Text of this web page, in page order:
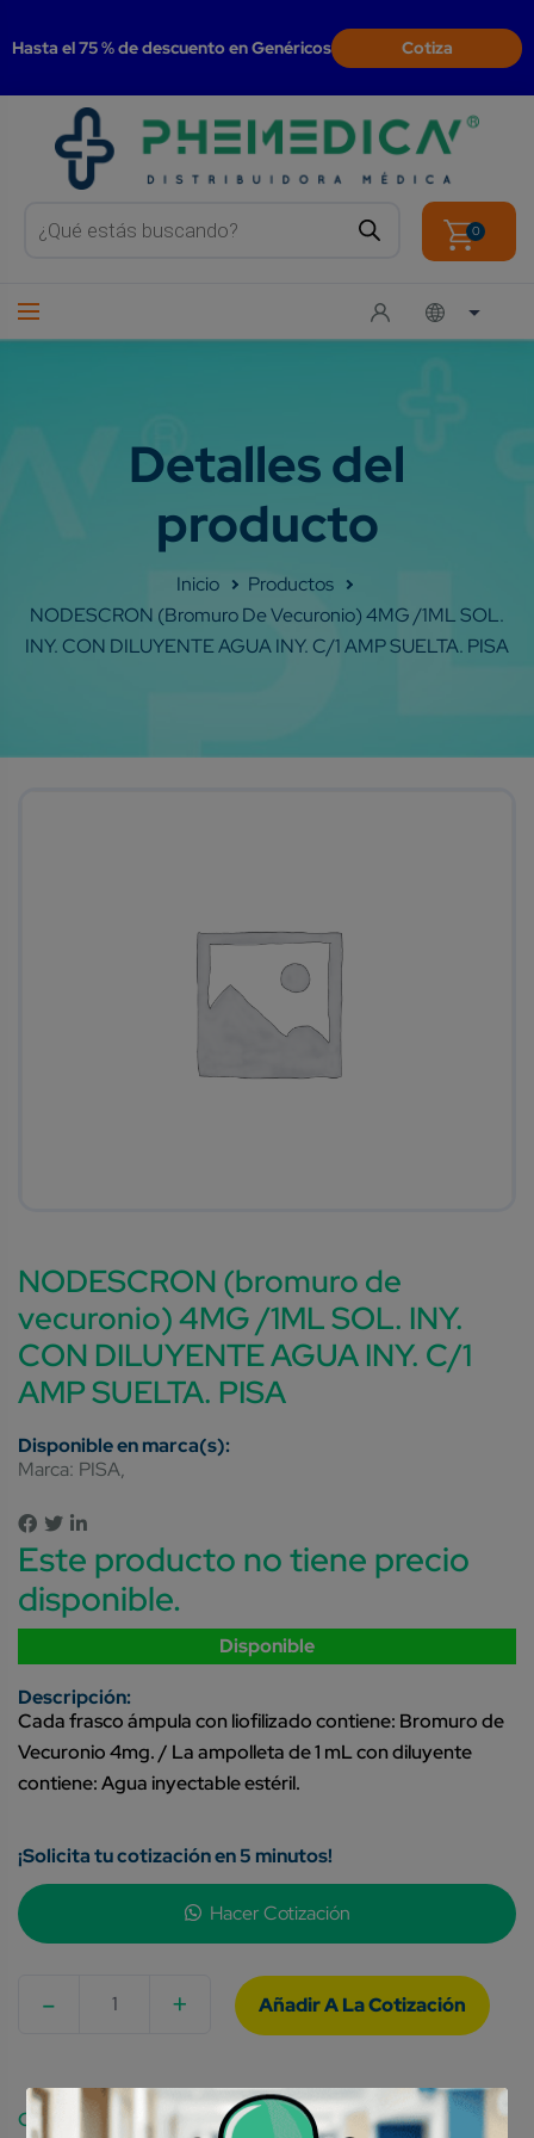
Hasta el 75 % de descuento en Genéricos Cotiza
search 0
Shop
NODESCRON (bromuro De Vecuronio) 4MG /1ML SOL.
INY. CON DILUYENTE AGUA INY. C/1 AMP SUELTA. PISA
NODESCRON (bromuro de
vecuronio) 4MG /1ML SOL. INY.
CON DILUYENTE AGUA INY. C/1
AMP SUELTA. PISA
Marca: PISA
Este producto no tiene precio
disponible.
Disponible
Cada frasco ámpula con liofilizado contiene: Bromuro de
Vecuronio 4mg. / La ampolleta de 1 mL con diluyente
contiene: Agua inyectable estéril.
¡Solicita tu cotización en 5 minutos!
Hacer Cotización
- +
Category: